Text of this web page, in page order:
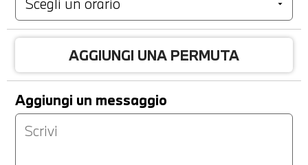
AGGIUNGI UNA PERMUTA
Aggiungi un messaggio